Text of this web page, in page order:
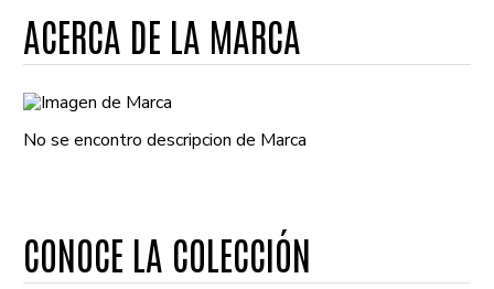
ACERCA DE LA MARCA
No se encontro descripcion de Marca
CONOCE LA COLECCIÓN